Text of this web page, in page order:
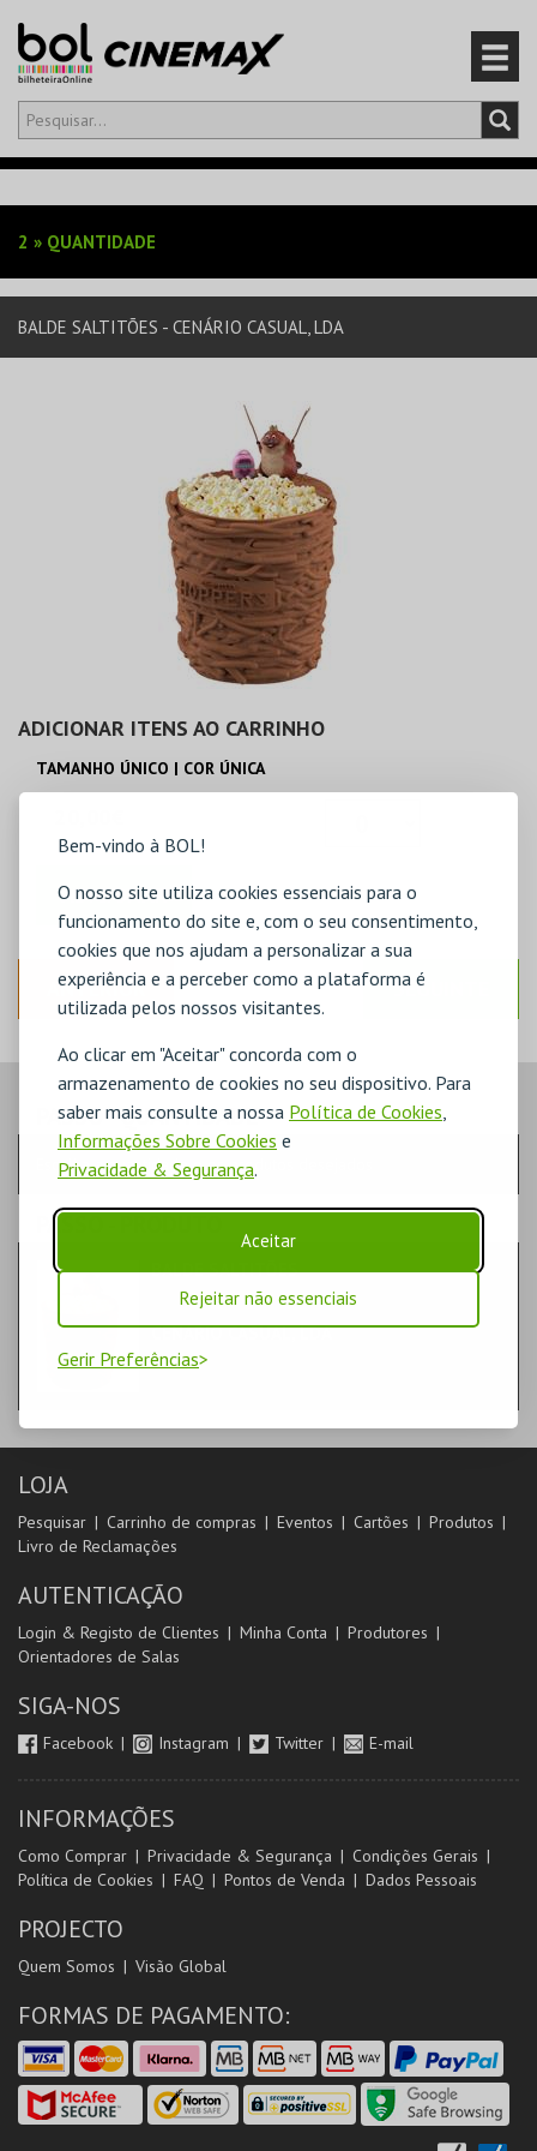
Bem-vindo à BOL!
O nosso site utiliza cookies essenciais para o
funcionamento do site e, com o seu consentimento,
cookies que nos ajudam a personalizar a sua
experiência e a perceber como a plataforma é
utilizada pelos nossos visitantes.
Ao clicar em "Aceitar" concorda com o
armazenamento de cookies no seu dispositivo. Para
saber mais consulte a nossa Política de Cookies,
Informações Sobre Cookies e
Privacidade & Segurança.
Aceitar
Rejeitar não essenciais
Gerir Preferências
Olá,iniciar sessão
EVENTOS
CARTÕES
2 » QUANTIDADE
BALDE SALTITÕES - CENÁRIO CASUAL, LDA
ADICIONAR ITENS AO CARRINHO
TAMANHO ÚNICO | COR ÚNICA
ADICIONAR
ANTERIOR SEGUINTE
PASSO- QUANTIDADE
Escolha a quantidade e os produtos desejados
PASSO
BALDE SALTITÕES
DIVERSOS
CENÁRIO CASUAL, LDA
LOJA
Pesquisar Carrinho de compras Eventos Cartões
Produtos
Livro de Reclamações
AUTENTICAÇÃO
Login & Registo de Clientes Minha Conta
Produtores
Orientadores de Salas
SIGA-NOS
Facebook Instagram Twitter E-mail
INFORMAÇÕES
Como Comprar Privacidade & Segurança
Condições Gerais
Política de Cookies
FAQ Pontos de Venda Dados Pessoais
PROJECTO
Quem Somos Visão Global
FORMAS DE PAGAMENTO: